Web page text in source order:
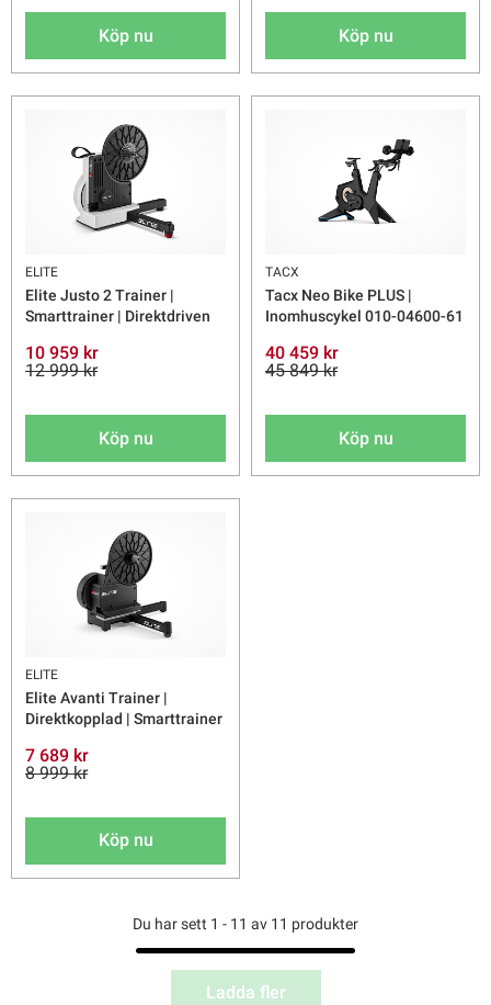
Köp nu Köp nu
ELITE
Elite Justo 2 Trainer |
Smarttrainer | Direktdriven
10 959 kr
12 999 kr
Köp nu
TACX
Tacx Neo Bike PLUS |
Inomhuscykel 010-04600-61
40 459 kr
45 849 kr
Köp nu
ELITE
Elite Avanti Trainer |
Direktkopplad | Smarttrainer
7 689 kr
8 999 kr
Köp nu
Du har sett 1 - 11 av 11 produkter
Ladda fler